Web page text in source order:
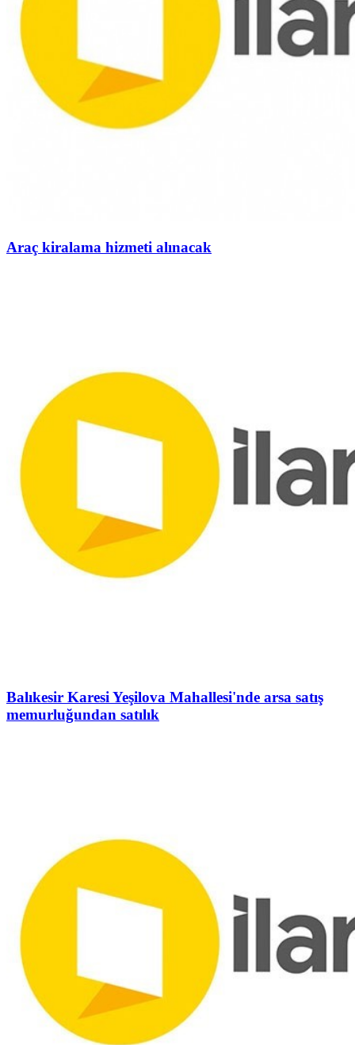
Araç kiralama hizmeti alınacak
Balıkesir Karesi Yeşilova Mahallesi'nde arsa satış
memurluğundan satılık